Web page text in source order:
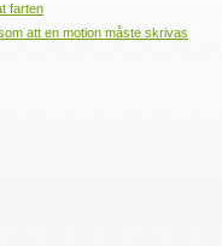
farten
att en motion måste skrivas